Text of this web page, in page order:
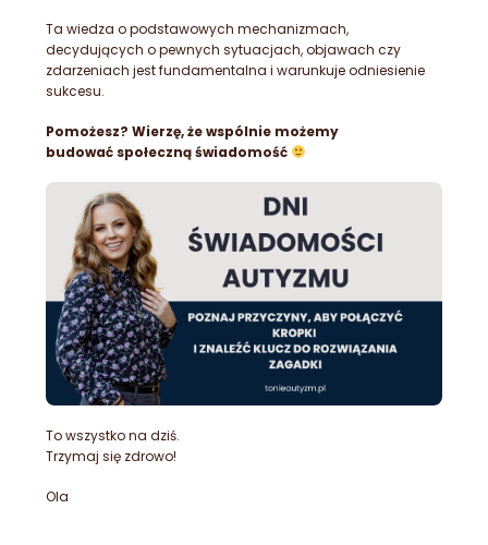
Ta wiedza o podstawowych mechanizmach,
decydujących o pewnych sytuacjach, objawach czy
zdarzeniach jest fundamentalna i warunkuje odniesienie
sukcesu.
Pomożesz? Wierzę, że wspólnie możemy
budować społeczną świadomość
To wszystko na dziś.
Trzymaj się zdrowo!
Ola